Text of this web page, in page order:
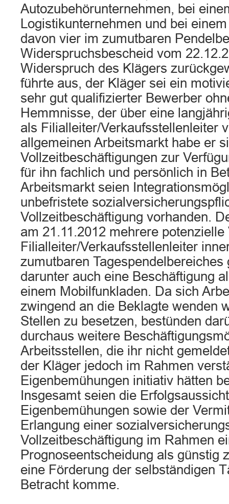
Autozubehörunternehmen, bei
Logistikunternehmen und bei
davon vier im zumutbaren
Widerspruchsbescheid vom
Widerspruch des Klägers
führte aus, der Kläger sei ein
sehr gut qualifizierter Bewerber
Hemmnisse, der über eine
als Filialleiter/Verkaufsstellenleiter
allgemeinen Arbeitsmarkt habe er
Vollzeitbeschäftigungen zur
für ihn fachlich und persönlich in
Arbeitsmarkt seien
unbefristete
Vollzeitbeschäftigung vorhanden.
am 21.11.2012 mehrere
Filialleiter/Verkaufsstellenleiter
zumutbaren
darunter auch eine Beschäftigung
einem Mobilfunkladen. Da sich
zwingend an die Beklagte wenden
Stellen zu besetzen, bestünden
durchaus weitere
Arbeitsstellen, die ihr nicht
der Kläger jedoch im Rahmen
Eigenbemühungen initiativ hätten
Insgesamt seien die
Eigenbemühungen sowie der
Erlangung einer
Vollzeitbeschäftigung im Rahmen
Prognoseentscheidung als günstig
eine Förderung der selbständigen
Betracht komme.